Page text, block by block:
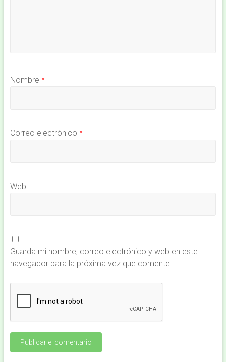
Nombre *
Correo electrónico *
Web
Guarda mi nombre, correo electrónico y web en este
navegador para la próxima vez que comente.